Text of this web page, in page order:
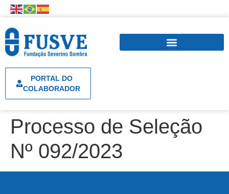
PORTAL DO
COLABORADOR
Processo de Seleção
Nº 092/2023